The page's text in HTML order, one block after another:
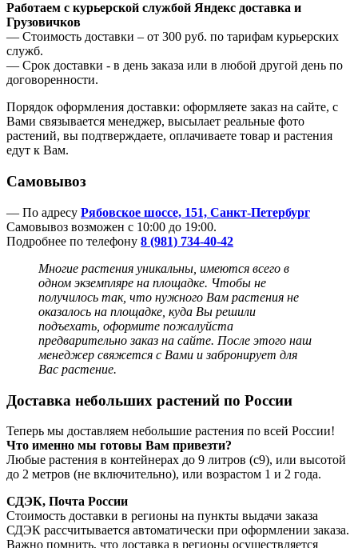
Работаем с курьерской службой Яндекс доставка и
Грузовичков
— Стоимость доставки – от 300 руб. по тарифам курьерских
служб.
— Срок доставки - в день заказа или в любой другой день по
договоренности.
Порядок оформления доставки: оформляете заказ на сайте, с
Вами связывается менеджер, высылает реальные фото
растений, вы подтверждаете, оплачиваете товар и растения
едут к Вам.
Самовывоз
— По адресу Рябовское шоссе, 151, Санкт-Петербург
Самовывоз возможен с 10:00 до 19:00.
Подробнее по телефону 8 (981) 734-40-42
Многие растения уникальны, имеются всего в
одном экземпляре на площадке. Чтобы не
получилось так, что нужного Вам растения не
оказалось на площадке, куда Вы решили
подъехать, оформите пожалуйста
предварительно заказ на сайте. После этого наш
менеджер свяжется с Вами и забронирует для
Вас растение.
Доставка небольших растений по России
Теперь мы доставляем небольшие растения по всей России!
Что именно мы готовы Вам привезти?
Любые растения в контейнерах до 9 литров (с9), или высотой
до 2 метров (не включительно), или возрастом 1 и 2 года.
СДЭК, Почта России
Стоимость доставки в регионы на пункты выдачи заказа
СДЭК рассчитывается автоматически при оформлении заказа.
Важно помнить, что доставка в регионы осуществляется